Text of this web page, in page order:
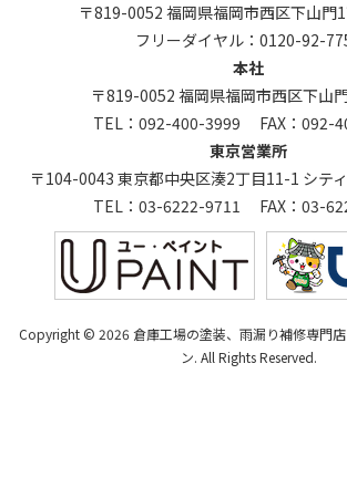
〒819-0052 福岡県福岡市西区下山門
フリーダイヤル： 0120-92-
本社
〒819-0052 福岡県福岡市西区下山
TEL： 092-400-3999 FAX：092-
東京営業所
〒104-0043 東京都中央区湊2丁目11-1 シテ
TEL： 03-6222-9711 FAX：03-
Copyright © 2026 倉庫工場の塗装、雨漏り補修専門
ン. All Rights Reserved.